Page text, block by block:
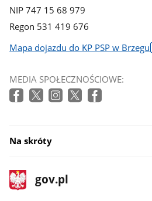
NIP 747 15 68 979
Regon 531 419 676
Mapa dojazdu do KP PSP w Brzegu
się
w
MEDIA SPOŁECZNOŚCIOWE:
Na skróty
stopka
gov.pl
Strona
gov.pl